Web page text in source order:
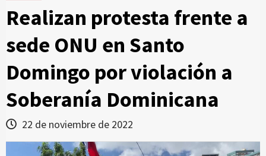
Realizan protesta frente a
sede ONU en Santo
Domingo por violación a
Soberanía Dominicana
22 de noviembre de 2022